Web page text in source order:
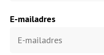
E-mailadres